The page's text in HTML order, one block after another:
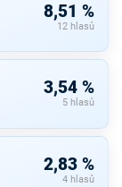
8,51 %
12 hlasů
3,54 %
5 hlasů
2,83 %
4 hlasů